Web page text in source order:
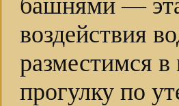
воздействия
разместимся
прогулку по